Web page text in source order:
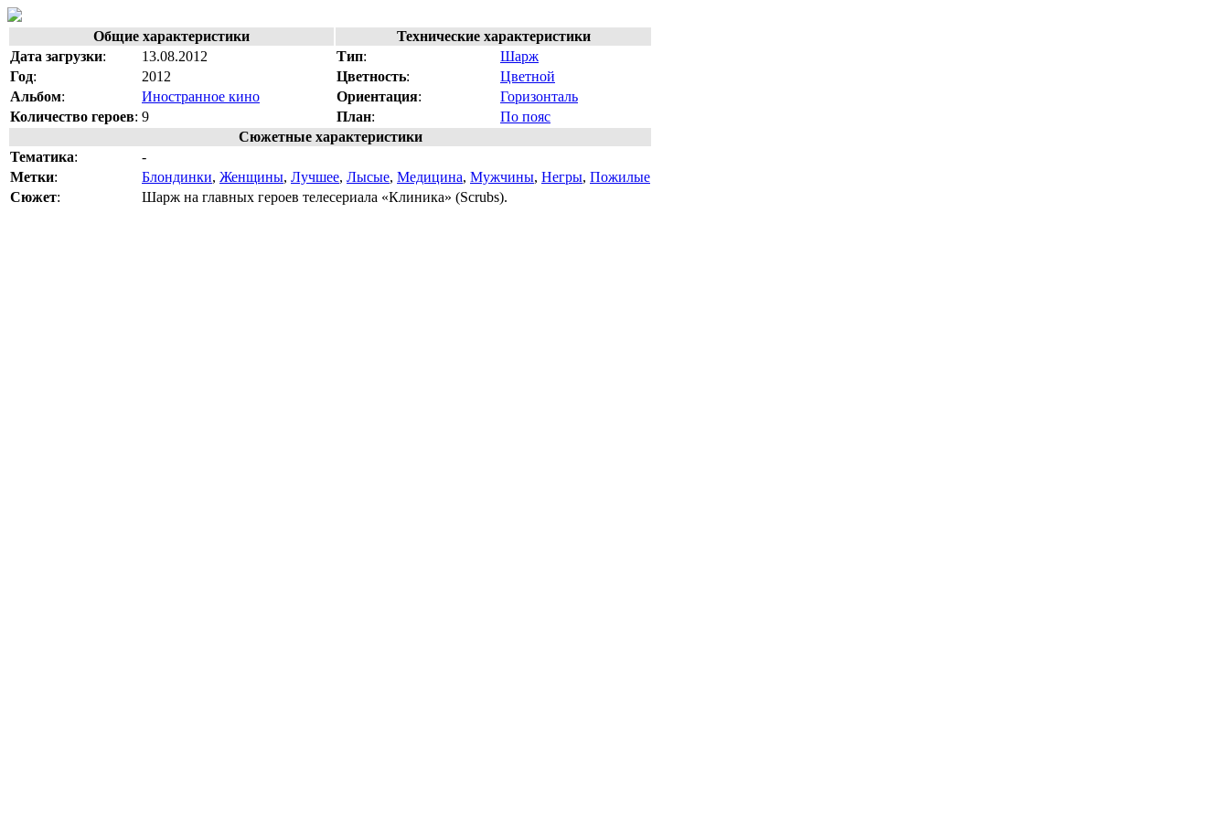
Общие характеристики
Технические характеристики
Дата загрузки: 13.08.2012 Тип:
Шарж
Год: 2012 Цветность:
Цветной
Альбом: Иностранное кино Ориентация:
Горизонталь
Количество героев: 9 План:
По пояс
Сюжетные характеристики
Тематика:
-
Метки: Блондинки, Женщины, Лучшее, Лысые, Медицина, Мужчины, Негры, Пожилые
Сюжет: Шарж на главных героев телесериала «Клиника» (Scrubs).